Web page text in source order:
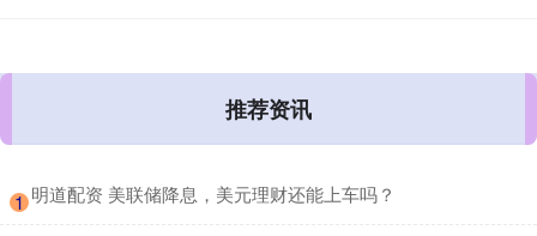
推荐资讯
1 ​明道配资 美联储降息，美元理财还能上车吗？